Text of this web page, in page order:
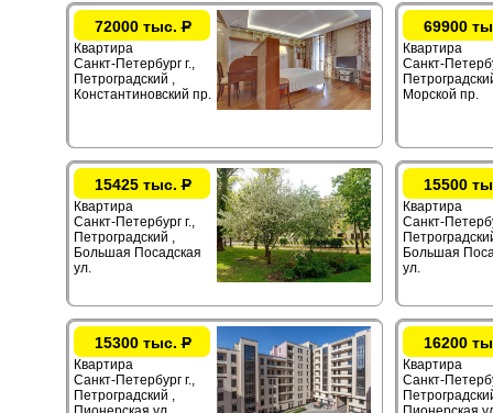
72000 тыс.Р
Квартира
Санкт-Петербург г.,
Петроградский ,
Константиновский пр.
69900
Квартира
Санкт-
Морской пр.
15425 тыс.Р
Квартира
Санкт-Петербург г.,
Петроградский ,
Большая Посадская
ул.
15500
Квартира
Санкт-
Большая
ул.
15300 тыс.Р
Квартира
Санкт-Петербург г.,
Петроградский ,
16200
Квартира
Санкт-